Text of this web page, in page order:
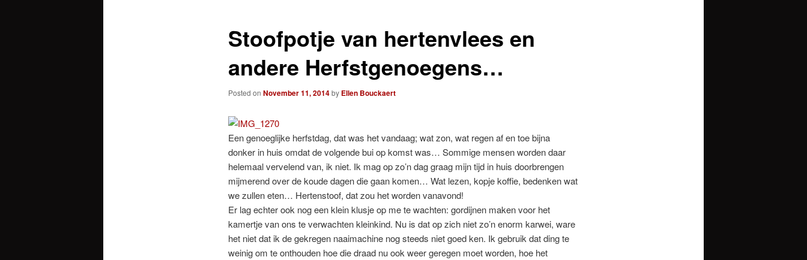
Stoofpotje van hertenvlees en
andere Herfstgenoegens…
Posted on November 11, 2014by Ellen Bouckaert
Een genoeglijke herfstdag, dat was het vandaag; wat zon, wat regen af en toe bijna
donker in huis omdat de volgende bui op komst was… Sommige mensen worden daar
helemaal vervelend van, ik niet. Ik mag op zo’n dag graag mijn tijd in huis doorbrengen
mijmerend over de koude dagen die gaan komen… Wat lezen, kopje koffie, bedenken wat
we zullen eten… Hertenstoof, dat zou het worden vanavond!
Er lag echter ook nog een klein klusje op me te wachten: gordijnen maken voor het
kamertje van ons te verwachten kleinkind. Nu is dat op zich niet zo’n enorm karwei, ware
het niet dat ik de gekregen naaimachine nog steeds niet goed ken. Ik gebruik dat ding te
weinig om te onthouden hoe die draad nu ook weer geregen moet worden, hoe het